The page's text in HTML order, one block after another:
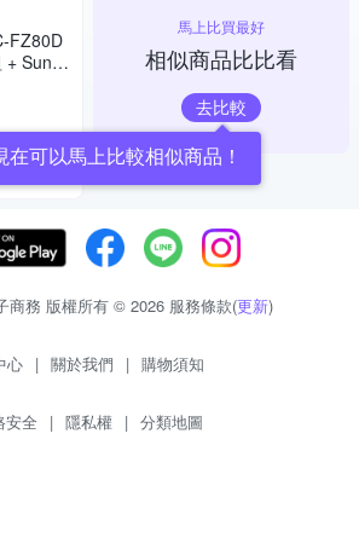
FZ80D
+ SunLi
銳
FZ80
馬上比買最好
相似商品比比看
去比較
在可以馬上比較相似商品！
商務 版權所有 © 2026 服務條款(更新)
心 | 關於我們 | 購物須知
安全 | 隱私權 | 分類地圖